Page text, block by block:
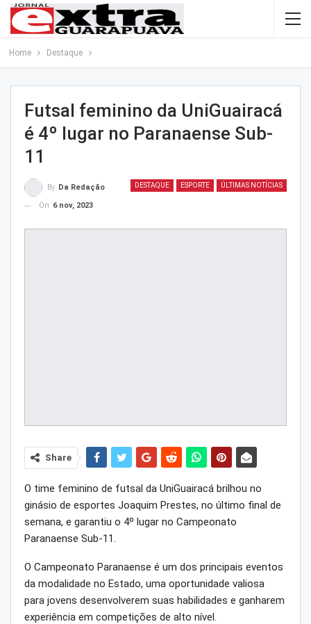
Home Destaque
Futsal feminino da UniGuairacá
é 4º lugar no Paranaense Sub-
11
DESTAQUE ESPORTE ÚLTIMAS NOTÍCIAS
By Da Redação
On 6 nov, 2023
Share
O time feminino de futsal da UniGuairacá brilhou no
ginásio de esportes Joaquim Prestes, no último final de
semana, e garantiu o 4º lugar no Campeonato
Paranaense Sub-11.
O Campeonato Paranaense é um dos principais eventos
da modalidade no Estado, uma oportunidade valiosa
para jovens desenvolverem suas habilidades e ganharem
experiência em competições de alto nível.